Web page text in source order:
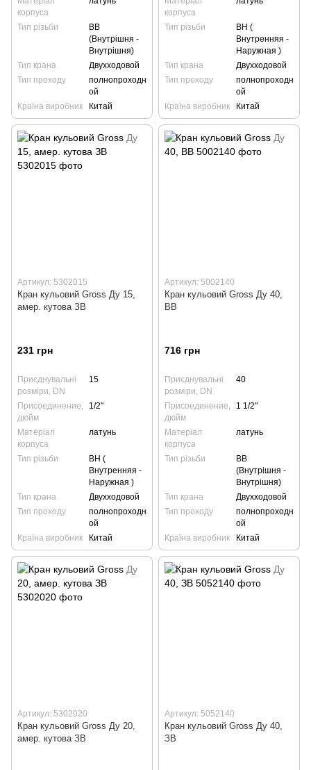
корпуса
Тип різьби
ВВ
(Внутрішня -
Внутрішня)
Тип крана
Двухходовой
Тип проходу
полнопроходн
ой
Країна виробник
Китай
корпуса
Тип різьби
ВН (
Внутренняя -
Наружная )
Тип крана
Двухходовой
Тип проходу
полнопроходн
ой
Країна виробник
Китай
Артикул: 5302015
Кран кульовий Gross Ду 15,
амер. кутова ЗВ
231 грн
Приєднувальні
розміри, DN
15
Присоединение,
дюйм
1/2"
Матеріал
корпуса
латунь
Тип різьби
ВН (
Внутренняя -
Наружная )
Тип крана
Двухходовой
Тип проходу
полнопроходн
ой
Країна виробник
Китай
Артикул: 5002140
Кран кульовий Gross Ду 40,
ВВ
716 грн
Приєднувальні
розміри, DN
40
Присоединение,
дюйм
1 1/2"
Матеріал
корпуса
латунь
Тип різьби
ВВ
(Внутрішня -
Внутрішня)
Тип крана
Двухходовой
Тип проходу
полнопроходн
ой
Країна виробник
Китай
Артикул: 5302020
Кран кульовий Gross Ду 20,
амер. кутова ЗВ
Артикул: 5052140
Кран кульовий Gross Ду 40,
ЗВ